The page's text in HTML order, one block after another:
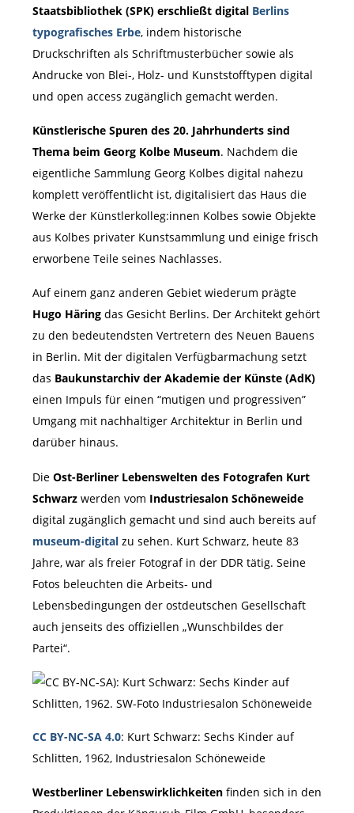
Staatsbibliothek (SPK) erschließt digital Berlins
typografisches Erbe, indem historische
Druckschriften als Schriftmusterbücher sowie als
Andrucke von Blei-, Holz- und Kunststofftypen digital
und open access zugänglich gemacht werden.
Künstlerische Spuren des 20. Jahrhunderts sind
Thema beim Georg Kolbe Museum. Nachdem die
eigentliche Sammlung Georg Kolbes digital nahezu
komplett veröffentlicht ist, digitalisiert das Haus die
Werke der Künstlerkolleg:innen Kolbes sowie Objekte
aus Kolbes privater Kunstsammlung und einige frisch
erworbene Teile seines Nachlasses.
Auf einem ganz anderen Gebiet wiederum prägte
Hugo Häringdas Gesicht Berlins. Der Architekt gehört
zu den bedeutendsten Vertretern des Neuen Bauens
in Berlin. Mit der digitalen Verfügbarmachung setzt
das Baukunstarchiv der Akademie der Künste (AdK)
einen Impuls für einen “mutigen und progressiven”
Umgang mit nachhaltiger Architektur in Berlin und
darüber hinaus.
Die Ost-Berliner Lebenswelten des Fotografen Kurt
Schwarzwerden vom Industriesalon Schöneweide
digital zugänglich gemacht und sind auch bereits auf
museum-digitalzu sehen. Kurt Schwarz, heute 83
Jahre, war als freier Fotograf in der DDR tätig. Seine
Fotos beleuchten die Arbeits‐ und
Lebensbedingungen der ostdeutschen Gesellschaft
auch jenseits des offiziellen „Wunschbildes der
Partei“.
CC BY-NC-SA 4.0: Kurt Schwarz: Sechs Kinder auf
Schlitten, 1962, Industriesalon Schöneweide
Westberliner Lebenswirklichkeitenfinden sich in den